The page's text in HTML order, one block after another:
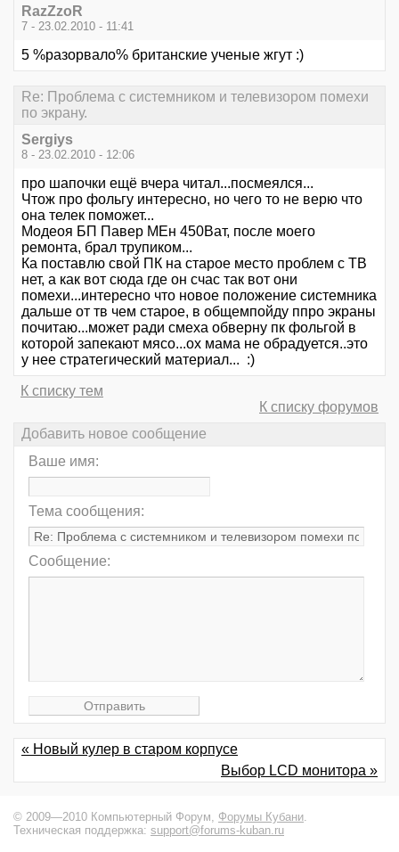
RazZzoR
7 - 23.02.2010 - 11:41
5 %разорвало% британские ученые жгут :)
Re: Проблема с системником и телевизором помехи
по экрану.
Sergiys
8 - 23.02.2010 - 12:06
про шапочки ещё вчера читал...посмеялся...
Чтож про фольгу интересно, но чего то не верю что
она телек поможет...
Модеоя БП Павер МЕн 450Ват, после моего
ремонта, брал трупиком...
Ка поставлю свой ПК на старое место проблем с ТВ
нет, а как вот сюда где он счас так вот они
помехи...интересно что новое положение системника
дальше от тв чем старое, в общемпойду ппро экраны
почитаю...может ради смеха обверну пк фольгой в
которой запекают мясо...ох мама не обрадуется..это
у нее стратегический материал... :)
К списку тем
К списку форумов
Добавить новое сообщение
Ваше имя:
Тема сообщения:
Сообщение:
« Новый кулер в старом корпусе
Выбор LCD монитора »
© 2009—2010 Компьютерный Форум, Форумы Кубани.
Техническая поддержка: support@forums-kuban.ru